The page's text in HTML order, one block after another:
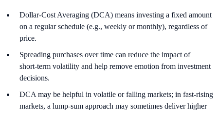
Dollar-Cost Averaging (DCA) means investing a fixed amount
on a regular schedule (e.g., weekly or monthly), regardless of
price.
Spreading purchases over time can reduce the impact of
short‑term volatility and help remove emotion from investment
decisions.
DCA may be helpful in volatile or falling markets; in fast‑rising
markets, a lump‑sum approach may sometimes deliver higher